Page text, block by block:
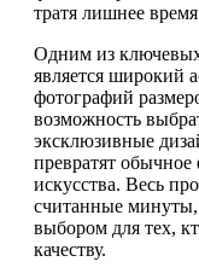
тратя лишнее
Одним из
является широкий
фотографий
возможность
эксклюзивные
превратят обычное
искусства. Весь
считанные
выбором для тех,
качеству.